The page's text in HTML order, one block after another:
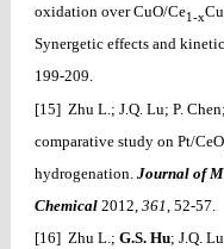
oxidation over CuO/Ce1-xCu
Synergetic effects and
199-209.
[15] Zhu L.; J.Q. Lu; P.
comparative study on Pt/CeO
hydrogenation. Journal of
Chemical 2012, 361, 52-57.
[16] Zhu L.; G.S. Hu; J.Q.